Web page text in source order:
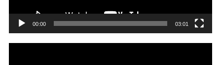
00:00 03:01